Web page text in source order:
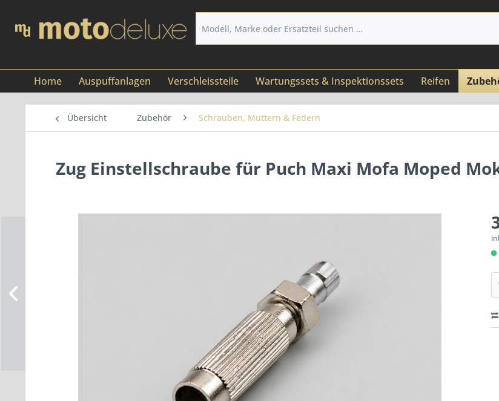
Home Auspuffanlagen Verschleissteile Wartungssets & Inspektionssets Reifen
Übersicht Zubehör Schrauben, Muttern & Federn
Zug Einstellschraube für Puch Maxi Mofa Moped